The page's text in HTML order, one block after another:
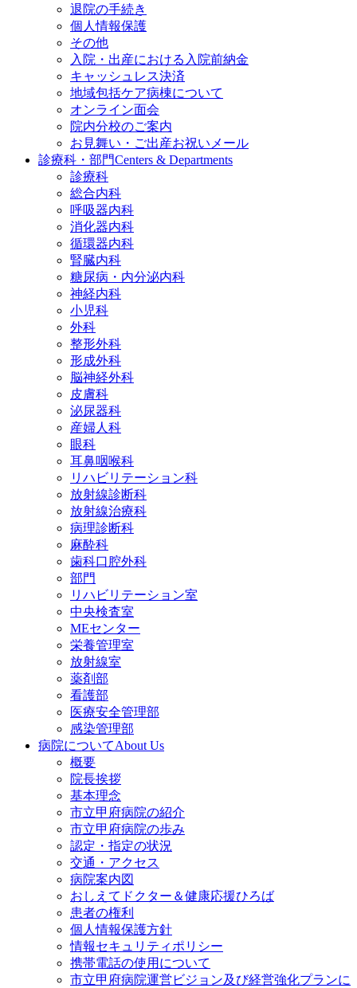
退院の手続き
個人情報保護
その他
入院・出産における入院前納金
キャッシュレス決済
地域包括ケア病棟について
オンライン面会
院内分校のご案内
お見舞い・ご出産お祝いメール
診療科・部門Centers & Departments
診療科
総合内科
呼吸器内科
消化器内科
循環器内科
腎臓内科
糖尿病・内分泌内科
神経内科
小児科
外科
整形外科
形成外科
脳神経外科
皮膚科
泌尿器科
産婦人科
眼科
耳鼻咽喉科
リハビリテーション科
放射線診断科
放射線治療科
病理診断科
麻酔科
歯科口腔外科
部門
リハビリテーション室
中央検査室
MEセンター
栄養管理室
放射線室
薬剤部
看護部
医療安全管理部
感染管理部
病院についてAbout Us
概要
院長挨拶
基本理念
市立甲府病院の紹介
市立甲府病院の歩み
認定・指定の状況
交通・アクセス
病院案内図
おしえてドクター＆健康応援ひろば
患者の権利
個人情報保護方針
情報セキュリティポリシー
携帯電話の使用について
市立甲府病院運営ビジョン及び経営強化プランに